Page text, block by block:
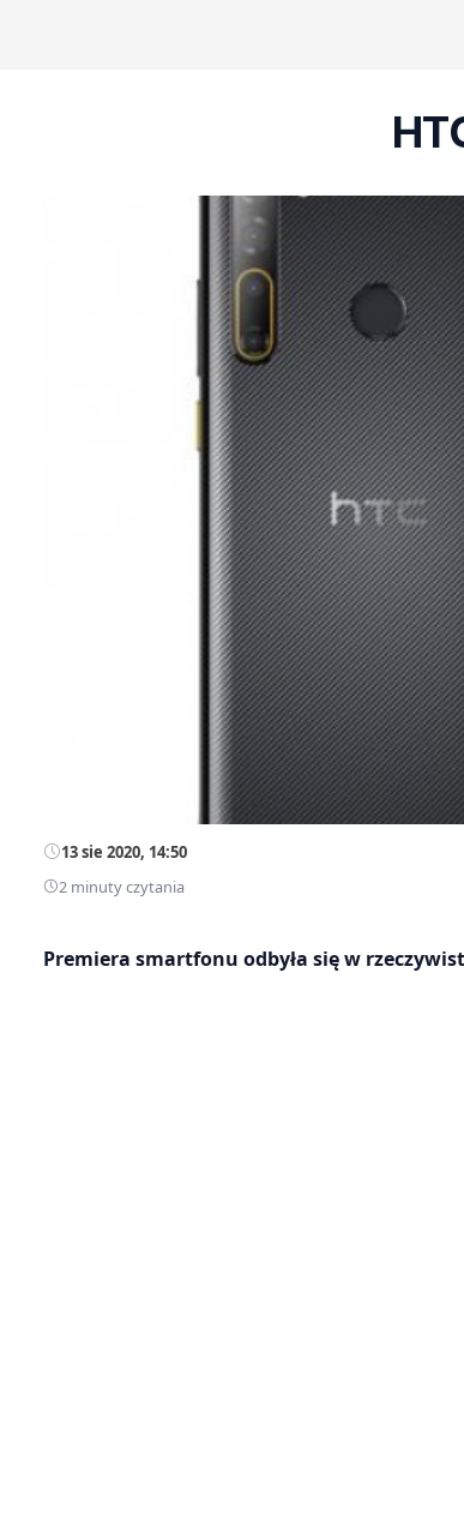
13 sie 2020, 14:50
2 minuty czytania
Premiera smartfonu odbyła się w